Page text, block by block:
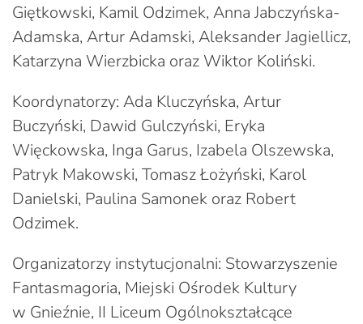
Giętkowski, Kamil Odzimek, Anna Jabczyńska-
Adamska, Artur Adamski, Aleksander Jagiellicz,
Katarzyna Wierzbicka oraz Wiktor Koliński.
Koordynatorzy: Ada Kluczyńska, Artur
Buczyński, Dawid Gulczyński, Eryka
Więckowska, Inga Garus, Izabela Olszewska,
Patryk Makowski, Tomasz Łożyński, Karol
Danielski, Paulina Samonek oraz Robert
Odzimek.
Organizatorzy instytucjonalni: Stowarzyszenie
Fantasmagoria, Miejski Ośrodek Kultury
w Gnieźnie, II Liceum Ogólnokształcące